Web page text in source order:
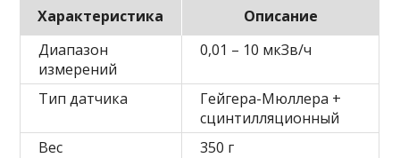
Характеристика
Описание
Диапазон
измерений
0,01 – 10 мкЗв/ч
Тип датчика
Гейгера-Мюллера +
сцинтилляционный
Вес
350 г